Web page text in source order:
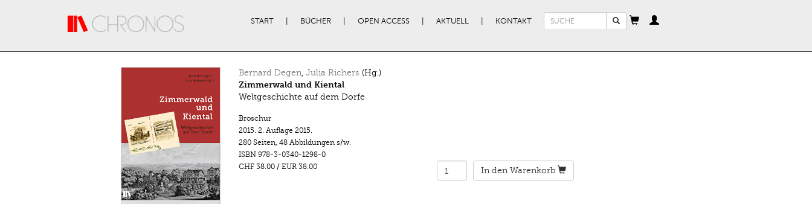
START BÜCHER OPEN ACCESS AKTUELL KONTAKT
Suchformular
Bernard Degen, Julia Richers (Hg.)
Zimmerwald und Kiental
Weltgeschichte auf dem Dorfe
Broschur
2015. 2. Auflage 2015.
280 Seiten, 48 Abbildungen s/w.
ISBN 978-3-0340-1298-0
CHF 38.00/ EUR 38.00 In den Warenkorb